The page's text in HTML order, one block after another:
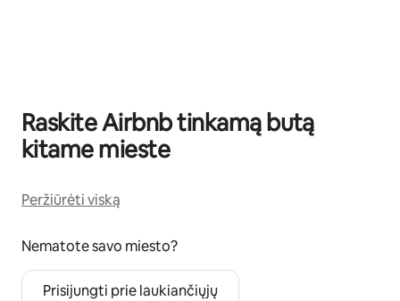
Raskite Airbnb tinkamą butą
kitame mieste
Peržiūrėti viską
Nematote savo miesto?
Prisijungti prie laukiančiųjų